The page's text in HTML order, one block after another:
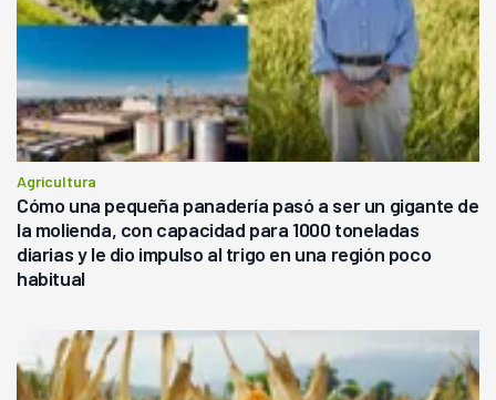
Agricultura
Cómo una pequeña panadería pasó a ser un gigante de
la molienda, con capacidad para 1000 toneladas
diarias y le dio impulso al trigo en una región poco
habitual